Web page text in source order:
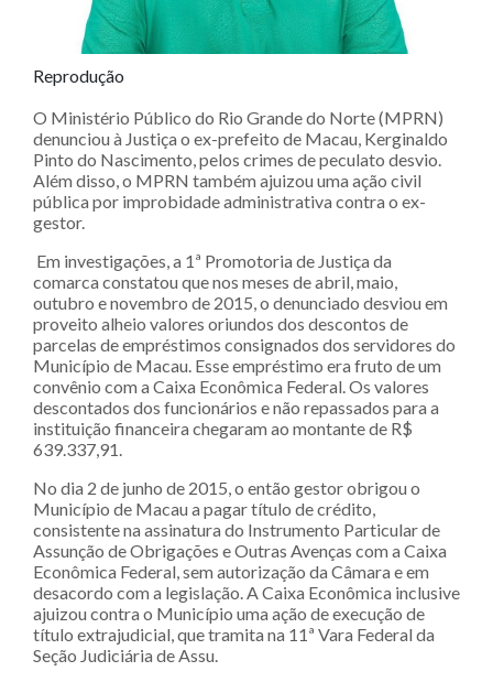
Reprodução
O Ministério Público do Rio Grande do Norte (MPRN)
denunciou à Justiça o ex-prefeito de Macau, Kerginaldo
Pinto do Nascimento, pelos crimes de peculato desvio.
Além disso, o MPRN também ajuizou uma ação civil
pública por improbidade administrativa contra o ex-
gestor.
Em investigações, a 1ª Promotoria de Justiça da
comarca constatou que nos meses de abril, maio,
outubro e novembro de 2015, o denunciado desviou em
proveito alheio valores oriundos dos descontos de
parcelas de empréstimos consignados dos servidores do
Município de Macau. Esse empréstimo era fruto de um
convênio com a Caixa Econômica Federal. Os valores
descontados dos funcionários e não repassados para a
instituição financeira chegaram ao montante de R$
639.337,91.
No dia 2 de junho de 2015, o então gestor obrigou o
Município de Macau a pagar título de crédito,
consistente na assinatura do Instrumento Particular de
Assunção de Obrigações e Outras Avenças com a Caixa
Econômica Federal, sem autorização da Câmara e em
desacordo com a legislação. A Caixa Econômica inclusive
ajuizou contra o Município uma ação de execução de
título extrajudicial, que tramita na 11ª Vara Federal da
Seção Judiciária de Assu.